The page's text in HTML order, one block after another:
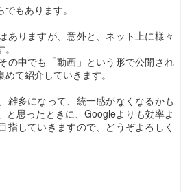
もあります。
ありますが、意外と、ネット上に様々
の中でも「動画」という形で公開され
て紹介していきます。
雑多になって、統一感がなくなるかも
と思ったときに、Googleよりも効率よ
指していきますので、どうぞよろしく